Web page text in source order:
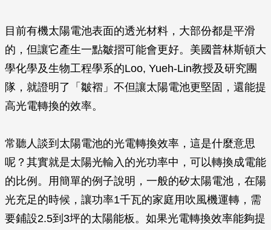
目前有機太陽電池表面的透光材料，大部份都是平滑
的，但讓它產生一點皺摺可能會更好。美國普林斯頓大
學化學及生物工程學系的Loo, Yueh-Lin教授及研究團
隊，就證明了「皺褶」不但讓太陽電池更堅固，還能提
高光電轉換的效率。
常聽人談到太陽電池的光電轉換效率，這是什麼意思
呢？其實就是太陽光輸入的光功率中，可以轉換成電能
的比例。用簡單的例子說明，一般的矽太陽電池，在陽
光充足的時候，讓功率1千瓦的家庭用吹風機運轉，需
要鋪設2.5到3坪的太陽能板。如果光電轉換效率能夠提